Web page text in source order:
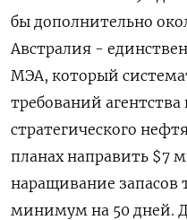
бы дополнительно
Австралия -
МЭА, который
требований агентства
стратегического
планах направить $7
наращивание запасов
минимум на 50 дней.